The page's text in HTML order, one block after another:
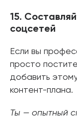
15.
соцсетей
Если вы
просто
добавить
контент-плана.
Ты — опытный